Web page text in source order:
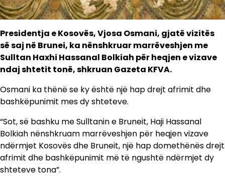
Presidentja e Kosovës, Vjosa Osmani, gjatë vizitës
së saj në Brunei, ka nënshkruar marrëveshjen me
Sulltan Haxhi Hassanal Bolkiah për heqjen e vizave
ndaj shtetit tonë, shkruan Gazeta KFVA.
Osmani ka thënë se ky është një hap drejt afrimit dhe
bashkëpunimit mes dy shteteve.
“Sot, së bashku me Sulltanin e Bruneit, Haji Hassanal
Bolkiah nënshkruam marrëveshjen për heqjen vizave
ndërmjet Kosovës dhe Bruneit, një hap domethënës drejt
afrimit dhe bashkëpunimit më të ngushtë ndërmjet dy
shteteve tona”.